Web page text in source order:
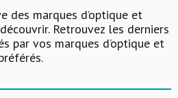
des marques d’optique et
Retrouvez les derniers
par vos marques d’optique et